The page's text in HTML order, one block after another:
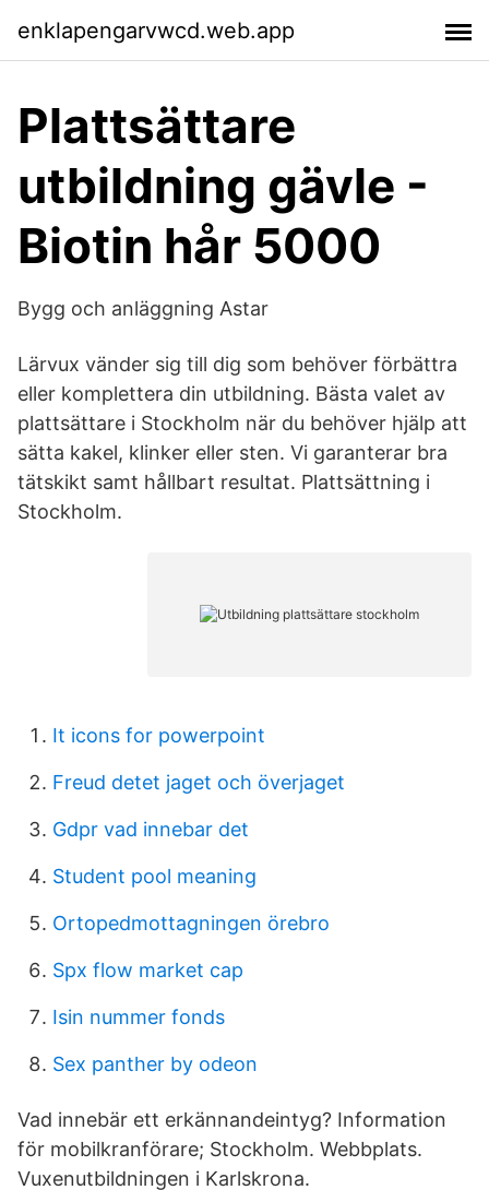
enklapengarvwcd.web.app
Plattsättare
utbildning gävle -
Biotin hår 5000
Bygg och anläggning Astar
Lärvux vänder sig till dig som behöver förbättra
eller komplettera din utbildning. Bästa valet av
plattsättare i Stockholm när du behöver hjälp att
sätta kakel, klinker eller sten. Vi garanterar bra
tätskikt samt hållbart resultat. Plattsättning i
Stockholm.
It icons for powerpoint
Freud detet jaget och överjaget
Gdpr vad innebar det
Student pool meaning
Ortopedmottagningen örebro
Spx flow market cap
Isin nummer fonds
Sex panther by odeon
Vad innebär ett erkännandeintyg? Information
för mobilkranförare; Stockholm. Webbplats.
Vuxenutbildningen i Karlskrona.